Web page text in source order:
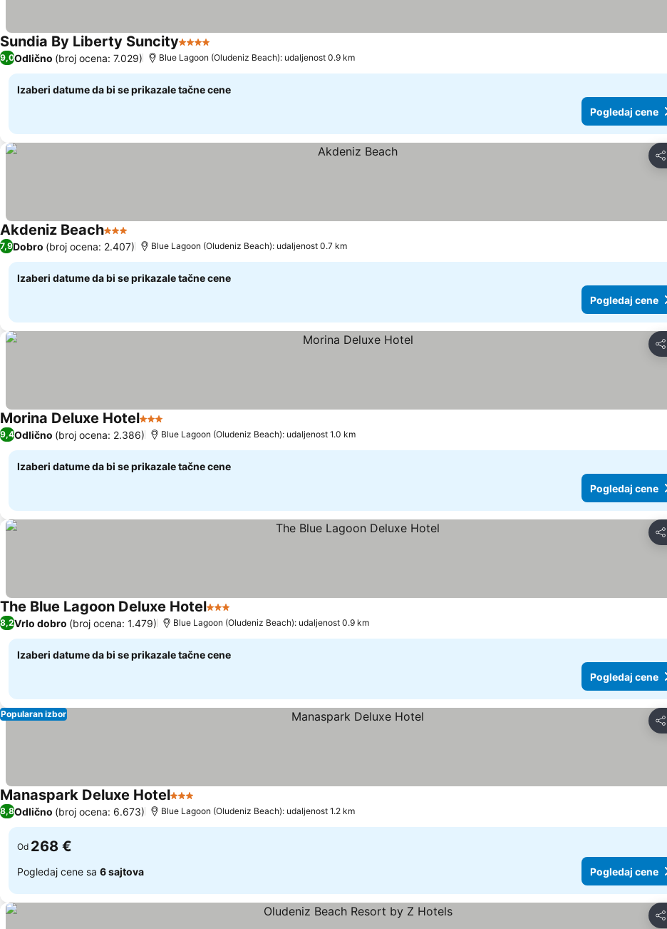
Sundia By Liberty Suncity4 Zvezdice
9,0Odlično (broj ocena: 7.029) Blue Lagoon (Oludeniz Beach): udaljenost 0.9 km
Izaberi datume da bi se prikazale tačne cene
Pogledaj cene
Deli
Akdeniz Beach3 ZvezdicePogledaj cene
7,9Dobro (broj ocena: 2.407) Blue Lagoon (Oludeniz Beach): udaljenost 0.7 km
Izaberi datume da bi se prikazale tačne cene
Pogledaj cene
Deli
Morina Deluxe Hotel3 Zvezdice
9,4Odlično (broj ocena: 2.386) Blue Lagoon (Oludeniz Beach): udaljenost 1.0 km
Izaberi datume da bi se prikazale tačne cene
Pogledaj cene
Deli
The Blue Lagoon Deluxe Hotel3 Zvezdice
8,2Vrlo dobro (broj ocena: 1.479) Blue Lagoon (Oludeniz Beach): udaljenost 0.9 km
Izaberi datume da bi se prikazale tačne cene
Pogledaj cene
Deli
Popularan izbor
Manaspark Deluxe Hotel3 Zvezdice
8,8Odlično (broj ocena: 6.673) Blue Lagoon (Oludeniz Beach): udaljenost 1.2 km
Od 268 €
Pogledaj cene sa 6 sajtova Pogledaj cene
Deli